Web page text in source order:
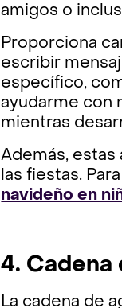
amigos o
Proporciona
escribir
específico,
ayudarme con
mientras
Además,
las fiestas.
navideño en
4.
La cadena de